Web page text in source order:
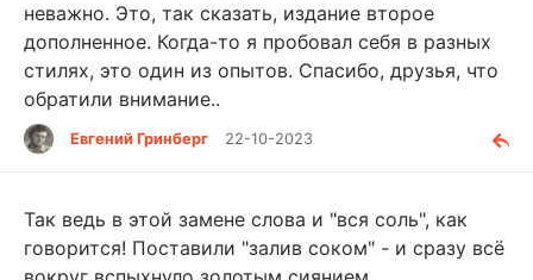
неважно. Это, так сказать, издание второе
дополненное. Когда-то я пробовал себя в разных
стилях, это один из опытов. Спасибо, друзья, что
обратили внимание..
Евгений Гринберг 22-10-2023
Так ведь в этой замене слова и "вся соль", как
говорится! Поставили "залив соком" - и сразу всё